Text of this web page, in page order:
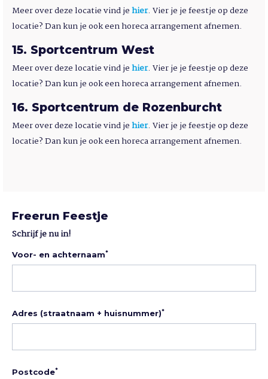
Meer over deze locatie vind jehier. Vier je je feestje op deze
locatie? Dan kun je ook een horeca arrangement afnemen.
15 Sportcentrum West
Meer over deze locatie vind jehier. Vier je je feestje op deze
locatie? Dan kun je ook een horeca arrangement afnemen.
16 Sportcentrum de Rozenburcht
Meer over deze locatie vind jehier. Vier je je feestje op deze
locatie? Dan kun je ook een horeca arrangement afnemen.
Freerun Feestje
Schrijf je nu in!
Voor- en achternaam*
Adres (straatnaam + huisnummer)*
Postcode*